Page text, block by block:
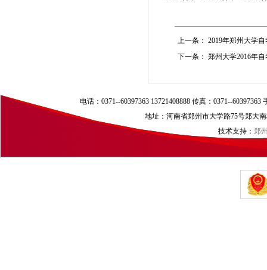
上一条： 2019年郑州大学
下一条： 郑州大学2016年
电话：0371--60397363 13721408888 传真：0371--
地址：河南省郑州市大学路75号郑大
技术支持： 郑